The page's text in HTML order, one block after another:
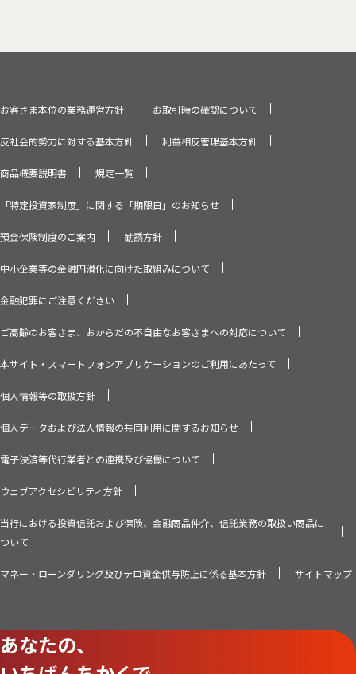
あなたの、
お客さま本位の業務運営方針 お取引時の確認について
反社会的勢力に対する基本方針 利益相反管理基本方針
商品概要説明書 規定一覧
「特定投資家制度」に関する「期限日」のお知らせ
預金保険制度のご案内 勧誘方針
中小企業等の金融円滑化に向けた取組みについて
金融犯罪にご注意ください
ご高齢のお客さま、おからだの不自由なお客さまへの対応について
本サイト・スマートフォンアプリケーションのご利用にあたって
個人情報等の取扱方針
個人データおよび法人情報の共同利用に関するお知らせ
電子決済等代行業者との連携及び協働について
ウェブアクセシビリティ方針
当行における投資信託および保険、金融商品仲介、信託業務の取扱い商品に
ついて
マネー・ローンダリング及びテロ資金供与防止に係る基本方針 サイトマップ